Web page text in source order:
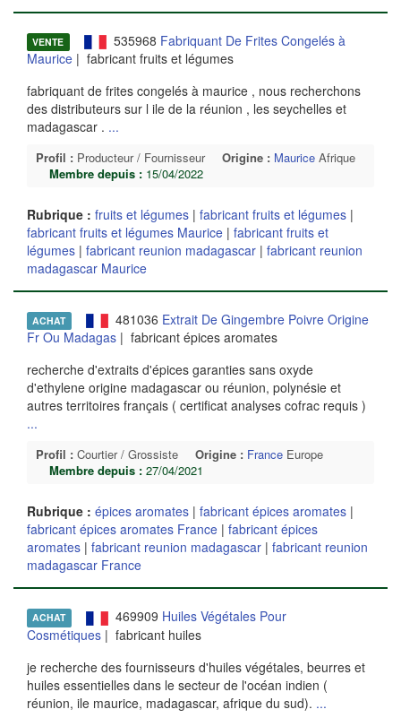
VENTE 535968 Fabriquant De Frites Congelés à
Maurice | fabricant fruits et légumes
fabriquant de frites congelés à maurice , nous recherchons
des distributeurs sur l ile de la réunion , les seychelles et
madagascar . ...
Profil : Producteur / Fournisseur Origine : Maurice Afrique
Membre depuis : 15/04/2022
Rubrique : fruits et légumes | fabricant fruits et légumes |
fabricant fruits et légumes Maurice | fabricant fruits et
légumes | fabricant reunion madagascar | fabricant reunion
madagascar Maurice
ACHAT 481036 Extrait De Gingembre Poivre Origine
Fr Ou Madagas | fabricant épices aromates
recherche d'extraits d'épices garanties sans oxyde
d'ethylene origine madagascar ou réunion, polynésie et
autres territoires français ( certificat analyses cofrac requis )
...
Profil : Courtier / Grossiste Origine : France Europe
Membre depuis : 27/04/2021
Rubrique : épices aromates | fabricant épices aromates |
fabricant épices aromates France | fabricant épices
aromates | fabricant reunion madagascar | fabricant reunion
madagascar France
ACHAT 469909 Huiles Végétales Pour
Cosmétiques | fabricant huiles
je recherche des fournisseurs d'huiles végétales, beurres et
huiles essentielles dans le secteur de l'océan indien (
réunion, ile maurice, madagascar, afrique du sud). ...